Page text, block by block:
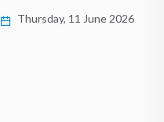
Thursday, 11 June 2026